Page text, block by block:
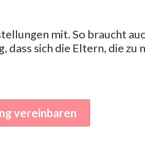
mit.So braucht
sich die Eltern, die zu
vereinbaren